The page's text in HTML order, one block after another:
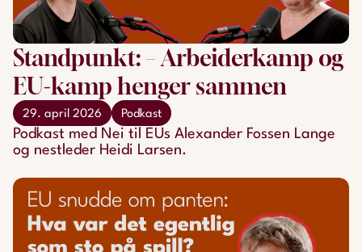
Standpunkt: – Arbeiderkamp og
EU-kamp henger sammen
29. april 2026 Podkast
Podkast med Nei til EUs Alexander Fossen Lange
og nestleder Heidi Larsen.